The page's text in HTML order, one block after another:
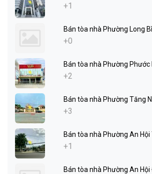
+1
Bán tòa nhà Phường Long
+0
Bán tòa nhà Phường Phước
+2
Bán tòa nhà Phường Tăng
+3
Bán tòa nhà Phường An Hội
+1
Bán tòa nhà Phường An Hội